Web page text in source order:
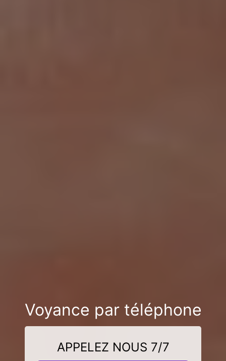
Voyance par téléphone
APPELEZ NOUS 7/7